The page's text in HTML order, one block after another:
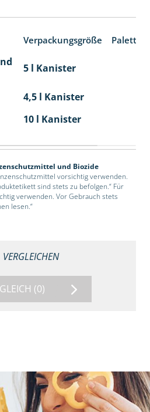
Verpackungsgröße
5 l Kanister
4,5 l Kanister
10 l Kanister
und Biozide
vorsichtig verwenden.
sind stets zu befolgen.“ Für
verwenden. Vor Gebrauch stets
lesen.“
VERGLEICHEN
(0)